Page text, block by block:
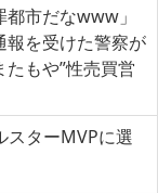
市だなwww」
報を受けた警察が
もや”性売買営
スターMVPに選